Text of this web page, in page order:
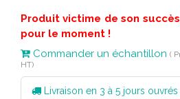
Produit victime de son
pour le moment !
Commander un échantillon (
HT)
Livraison en 3 à 5 jours ouvrés